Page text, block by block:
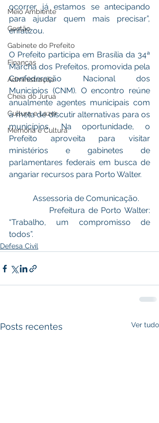
Meio Ambiente
Gestão
Gabinete do Prefeito
Finanças
Administração
Cheia do Juruá
Cultura e Lazer
Memória e Cultura
ocorrer já estamos se antecipando
para ajudar quem mais precisar”,
enfatizou.
O Prefeito participa em Brasília da 34ª
Marcha dos Prefeitos, promovida pela
Confederação Nacional dos
Municípios (CNM). O encontro reúne
anualmente agentes municipais com
a meta de discutir alternativas para os
municípios. Na oportunidade, o
Prefeito aproveita para visitar
ministérios e gabinetes de
parlamentares federais em busca de
angariar recursos para Porto Walter.
            Assessoria de Comunicação.
“Trabalho, um compromisso de
todos”.
Defesa Civil
Posts recentes Ver tudo